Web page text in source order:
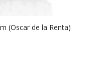
(Oscar de la Renta)